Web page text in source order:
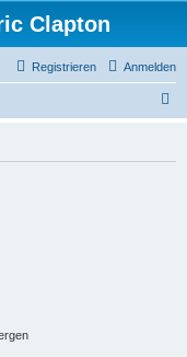
Clapton
Anmelden
Registrieren